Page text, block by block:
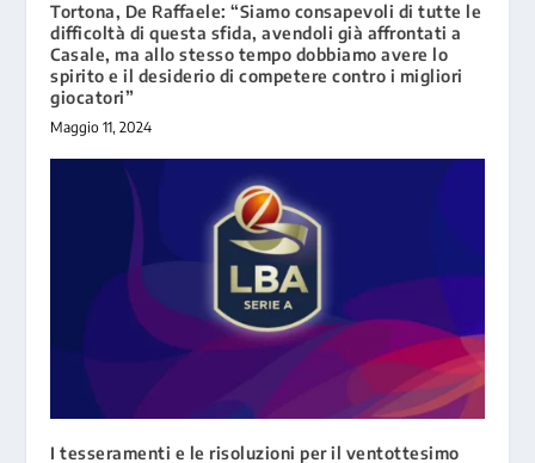
Tortona, De Raffaele: “Siamo consapevoli di tutte le
difficoltà di questa sfida, avendoli già affrontati a
Casale, ma allo stesso tempo dobbiamo avere lo
spirito e il desiderio di competere contro i migliori
giocatori”
Maggio 11, 2024
I tesseramenti e le risoluzioni per il ventottesimo